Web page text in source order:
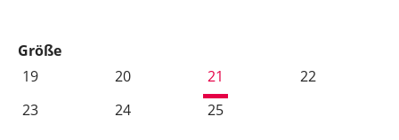
Größeauswählen
19
20 21
22
23
24 25